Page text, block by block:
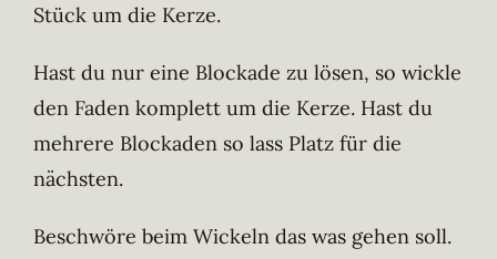
Stück um die Kerze.
Hast du nur eine Blockade zu lösen, so wickle
den Faden komplett um die Kerze. Hast du
mehrere Blockaden so lass Platz für die
nächsten.
Beschwöre beim Wickeln das was gehen soll.